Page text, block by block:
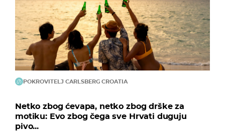
POKROVITELJ CARLSBERG CROATIA
Netko zbog ćevapa, netko zbog drške za
motiku: Evo zbog čega sve Hrvati duguju
pivo...